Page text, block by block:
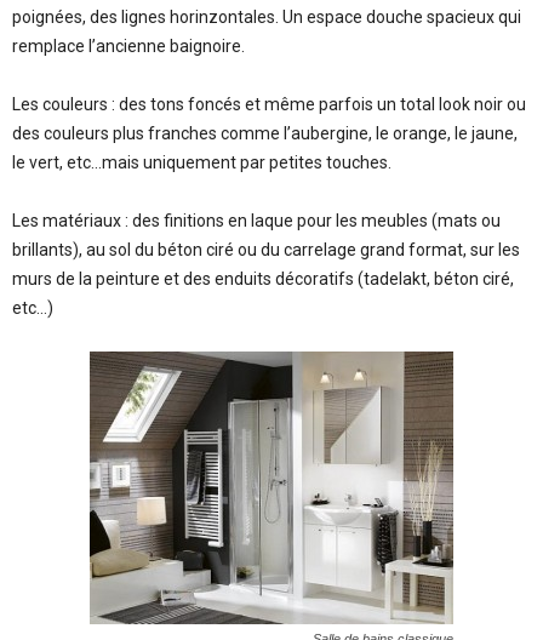
poignées, des lignes horinzontales. Un espace douche spacieux qui
remplace l’ancienne baignoire.
Les couleurs : des tons foncés et même parfois un total look noir ou
des couleurs plus franches comme l’aubergine, le orange, le jaune,
le vert, etc…mais uniquement par petites touches.
Les matériaux : des finitions en laque pour les meubles (mats ou
brillants), au sol du béton ciré ou du carrelage grand format, sur les
murs de la peinture et des enduits décoratifs (tadelakt, béton ciré,
etc…)